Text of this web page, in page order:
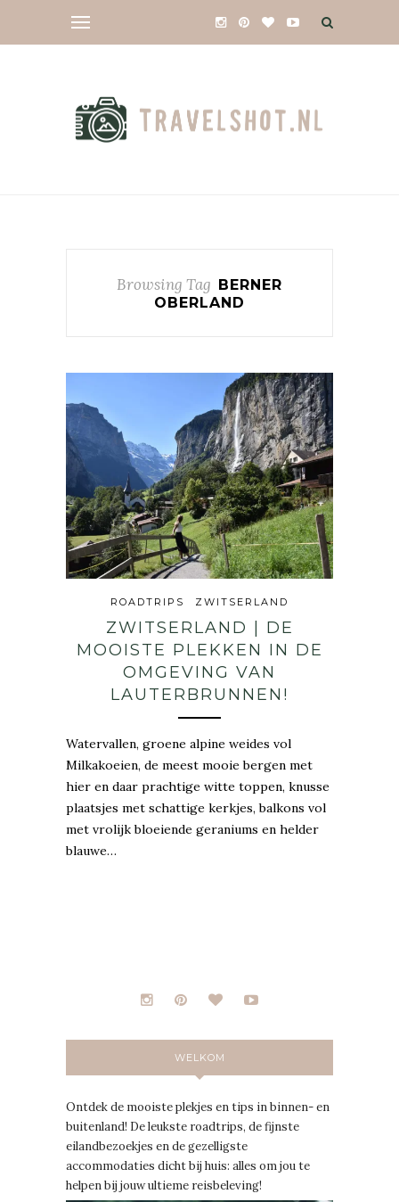
Browsing Tag
BERNER
OBERLAND
ROADTRIPS ZWITSERLAND
ZWITSERLAND | DE
MOOISTE PLEKKEN IN DE
OMGEVING VAN
LAUTERBRUNNEN!
Watervallen, groene alpine weides vol
Milkakoeien, de meest mooie bergen met
hier en daar prachtige witte toppen, knusse
plaatsjes met schattige kerkjes, balkons vol
met vrolijk bloeiende geraniums en helder
blauwe…
WELKOM
Ontdek de mooiste plekjes en tips in binnen- en
buitenland! De leukste roadtrips, de fijnste
eilandbezoekjes en de gezelligste
accommodaties dicht bij huis: alles om jou te
helpen bij jouw ultieme reisbeleving!